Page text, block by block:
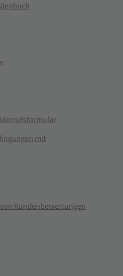
mit
Kundenbewertungen